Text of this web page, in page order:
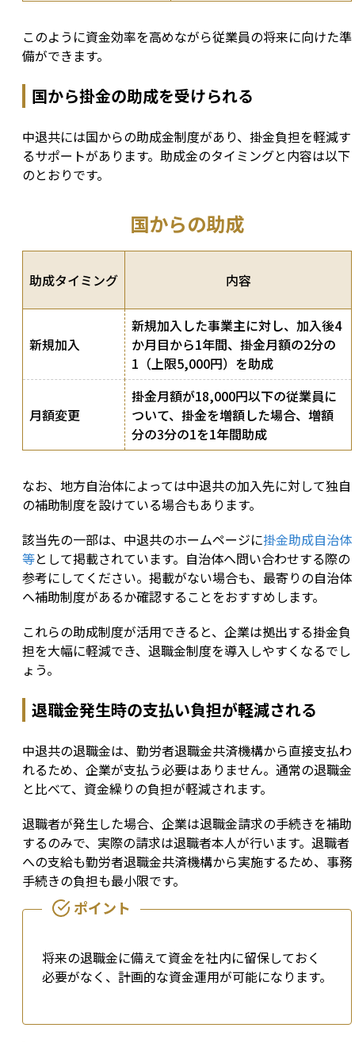
このように資金効率を高めながら従業員の将来に向けた準
備ができます。
国から掛金の助成を受けられる
中退共には国からの助成金制度があり、掛金負担を軽減す
るサポートがあります。助成金のタイミングと内容は以下
のとおりです。
助成タイミング 内容
新規加入
新規加入した事業主に対し、加入後4
か月目から1年間、掛金月額の2分の
1（上限5,000円）を助成
月額変更
掛金月額が18,000円以下の従業員に
ついて、掛金を増額した場合、増額
分の3分の1を1年間助成
国からの助成
なお、地方自治体によっては中退共の加入先に対して独自
の補助制度を設けている場合もあります。
該当先の一部は、中退共のホームページに掛金助成自治体
等として掲載されています。自治体へ問い合わせする際の
参考にしてください。掲載がない場合も、最寄りの自治体
へ補助制度があるか確認することをおすすめします。
これらの助成制度が活用できると、企業は拠出する掛金負
担を大幅に軽減でき、退職金制度を導入しやすくなるでし
ょう。
退職金発生時の支払い負担が軽減される
中退共の退職金は、勤労者退職金共済機構から直接支払わ
れるため、企業が支払う必要はありません。通常の退職金
と比べて、資金繰りの負担が軽減されます。
退職者が発生した場合、企業は退職金請求の手続きを補助
するのみで、実際の請求は退職者本人が行います。退職者
への支給も勤労者退職金共済機構から実施するため、事務
手続きの負担も最小限です。
将来の退職金に備えて資金を社内に留保しておく
必要がなく、計画的な資金運用が可能になります。